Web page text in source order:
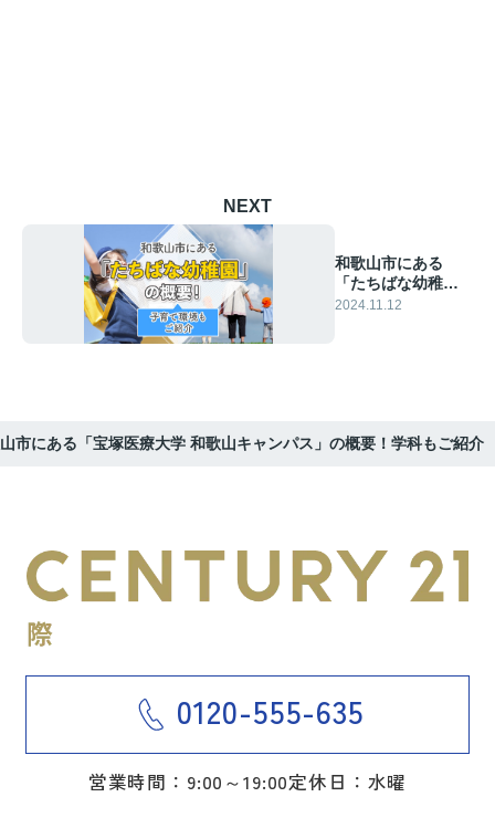
NEXT
和歌山市にある
「たちばな幼稚
園」の概要！子育
2024.11.12
市にある「宝塚医療大学 和歌山キャンパス」の概要！学科もご紹介
0120-555-635
営業時間：9:00～19:00定休日：水曜